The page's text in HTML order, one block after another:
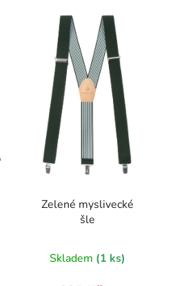
Zelené myslivecké
šle
Skladem (1 ks)